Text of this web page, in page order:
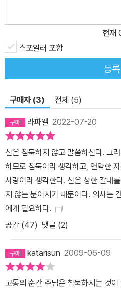
현재
스포일러 포함
등록
구매자 (3) 전체 (5)
라파엘 2022-07-20
신은 침묵하지 않고 말씀하신다. 그
하므로 침묵이라 생각하고, 연약한
사랑이라 생각한다. 신은 상한 갈대
지 않는 분이시기 때문이다. 의사는
에게 필요하다.
공감 (47) 댓글 (2)
katarisun 2009-06-09
고통의 순간 주님은 침묵하시는 것